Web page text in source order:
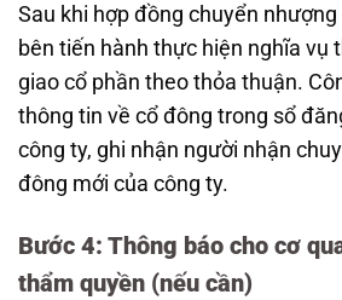
Sau khi hợp đồng chuyển
bên tiến hành thực hiện nghĩa vụ
giao cổ phần theo thỏa thuận.
thông tin về cổ đông trong sổ
công ty, ghi nhận người nhận
đông mới của công ty.
Bước 4: Thông báo cho cơ
thẩm quyền (nếu cần)